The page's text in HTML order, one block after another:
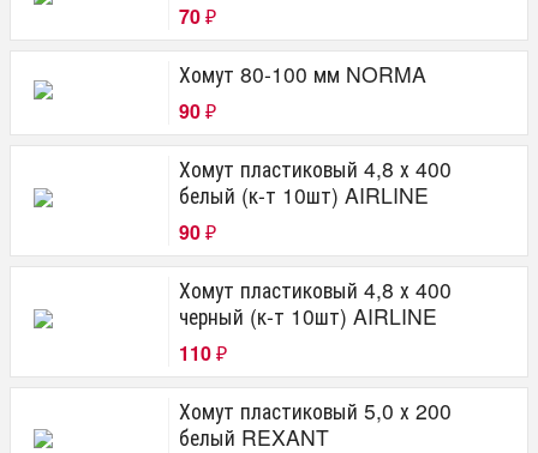
70 ₽
Хомут 80-100 мм NORMA
90 ₽
Хомут пластиковый 4,8 х 400
белый (к-т 10шт) AIRLINE
90 ₽
Хомут пластиковый 4,8 х 400
черный (к-т 10шт) AIRLINE
110 ₽
Хомут пластиковый 5,0 х 200
белый REXANT